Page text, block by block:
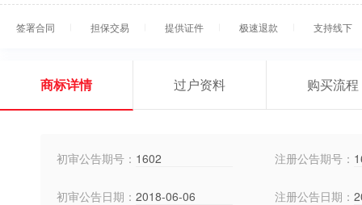
签署合同 担保交易 提供证件 极速退款 支持线下
商标详情 过户资料 购买流程
初审公告期号： 1602 注册公告期号：
初审公告日期： 2018-06-06 注册公告日期：